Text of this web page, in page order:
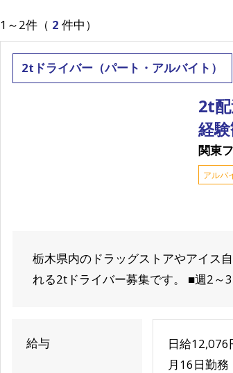
1～2件（ 2 件中）
2tドライバー（パート・アルバイト）
2t
経
関東
アルバ
栃木県内のドラッグストアやアイス
れる2tドライバー募集です。 ■週2～
給与
日給
月16日勤